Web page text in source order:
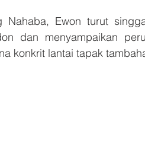
Ewon turut
dan menyampaikan
konkrit lantai tapak